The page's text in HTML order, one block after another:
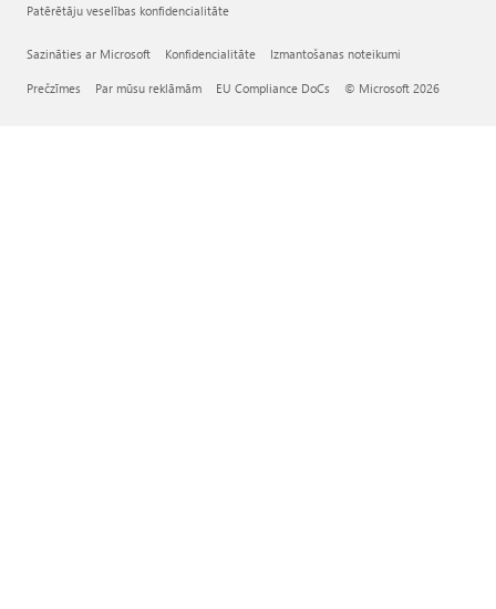
Patērētāju veselības konfidencialitāte
Sazināties ar Microsoft Konfidencialitāte Izmantošanas noteikumi
Prečzīmes Par mūsu reklāmām EU Compliance DoCs © Microsoft 2026